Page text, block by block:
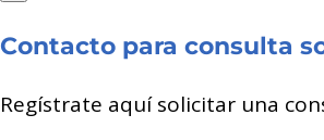
Contacto para consulta
Regístrate aquí solicitar una